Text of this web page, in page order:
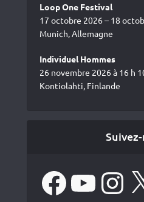
Loop One Festival
17 octobre 2026 – 18
Munich, Allemagne
Individuel Hommes
26 novembre 2026 à 16 h
Kontiolahti, Finlande
Facebook Instagram